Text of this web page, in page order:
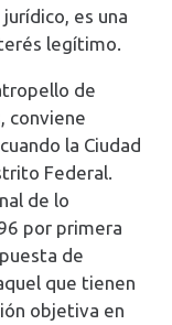
es una
legítimo.
de
conviene
la Ciudad
Federal.
de lo
por primera
de
que tienen
objetiva en